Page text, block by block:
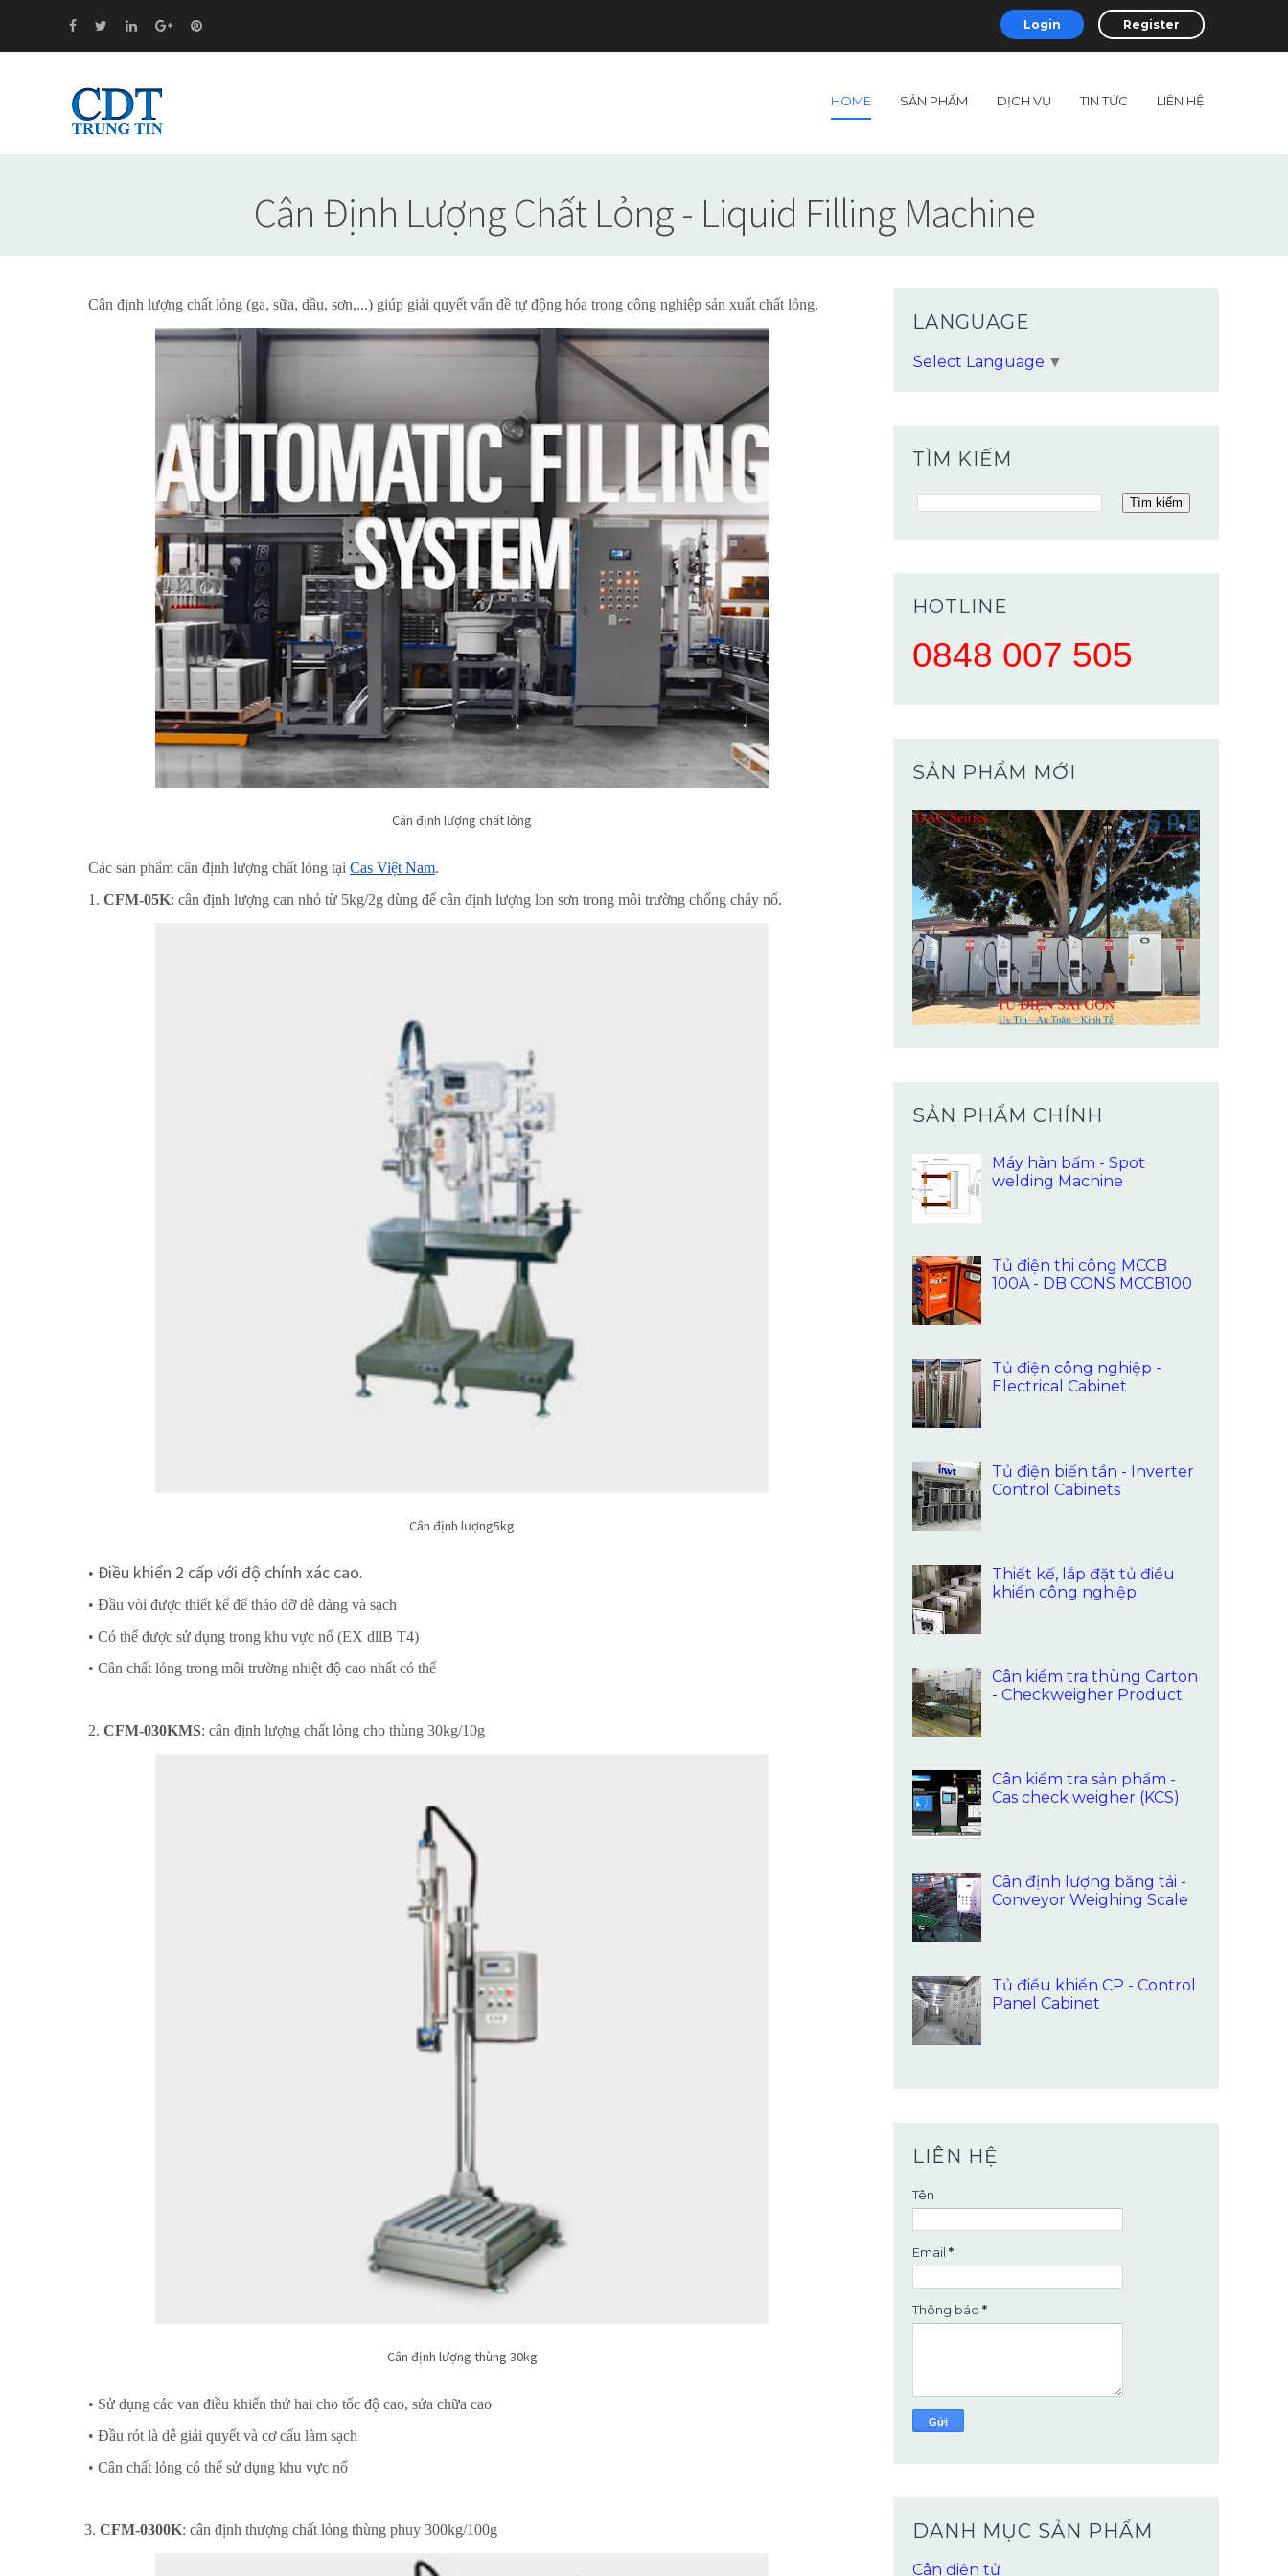
Login Register
HOME SẢN PHẨM DỊCH VỤ TIN TỨC LIÊN HỆ
Cân Định Lượng Chất Lỏng - Liquid Filling Machine
Cân định lượng chất lỏng (ga, sữa, dầu, sơn,...) giúp giải quyết vấn đề tự động hóa trong công nghiệp sản xuất chất lỏng.
Cân định lượng chất lỏng
Các sản phẩm cân định lượng chất lỏng tại Cas Việt Nam.
1. CFM-05K: cân định lượng can nhỏ từ 5kg/2g dùng để cân định lượng lon sơn trong môi trường chống cháy nổ.
Cân định lượng5kg
• Điều khiển 2 cấp với độ chính xác cao.
• Đầu vòi được thiết kế để tháo dỡ dễ dàng và sạch
• Có thể được sử dụng trong khu vực nổ (EX dllB T4)
• Cân chất lỏng trong môi trường nhiệt độ cao nhất có thể
2. CFM-030KMS: cân định lượng chất lỏng cho thùng 30kg/10g
Cân định lượng thùng 30kg
• Sử dụng các van điều khiển thứ hai cho tốc độ cao, sửa chữa cao
• Đầu rót là dễ giải quyết và cơ cấu làm sạch
• Cân chất lỏng có thể sử dụng khu vực nổ
3. CFM-0300K: cân định thượng chất lỏng thùng phuy 300kg/100g
LANGUAGE
Select Language ▼
TÌM KIẾM
HOTLINE
0848 007 505
SẢN PHẨM MỚI
SẢN PHẨM CHÍNH
Máy hàn bấm - Spot
welding Machine
Tủ điện thi công MCCB
100A - DB CONS MCCB100
Tủ điện công nghiệp -
Electrical Cabinet
Tủ điện biến tần - Inverter
Control Cabinets
Thiết kế, lắp đặt tủ điều
khiển công nghiệp
Cân kiểm tra thùng Carton
- Checkweigher Product
Cân kiểm tra sản phẩm -
Cas check weigher (KCS)
Cân định lượng băng tải -
Conveyor Weighing Scale
Tủ điều khiển CP - Control
Panel Cabinet
LIÊN HỆ
Tên
Email *
Thông báo *
DANH MỤC SẢN PHẨM
Cân điện tử